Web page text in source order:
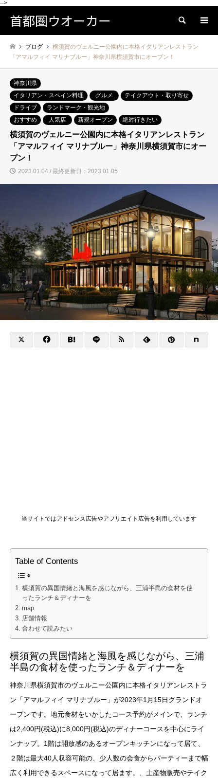
-->
首都圏ウオーカー 検索
ブログ
横須賀のヴェルニー公園内に本格イタリアンレストラン
「アマルフィイ マリナブルー」神奈川県横須賀市にオープン！
神奈川県
イタリアン・スペイン料理
グルメ
テイクアウト・取り寄せ
ドライブ
ランドマーク・観光地
おすすめ
人気店 新規オープン 絶対行きたい
横須賀のヴェルニー公園内に本格イタリアンレストラン
「アマルフィイ マリナブルー」神奈川県横須賀市にオー
プン！
2023.01.04 / 最終更新日：2023.01.05
当サイトではアドセンス広告やアフリエイト広告を利用しています
Table of Contents
横須賀の異国情緒と海風を感じながら、三浦半島の食材を使
ったランチ＆ディナーを
map
店舗情報
合わせて読みたい
横須賀の異国情緒と海風を感じながら、三浦
半島の食材を使ったランチ＆ディナーを
神奈川県横須賀市のヴェルニー公園内に本格イタリアンレストラ
ン「アマルフィイ マリナブルー」が2023年1月15日グランドオ
ープンです。地元食材をいかしたコース予約がメインで、ランチ
は2,400円(税込)に8,000円(税込)のディナーコースを中心にライ
ンナップ。1階は開放感のあるオープンキッチンになって居て、
２階は最大40人収容可能の、少人数の会食からパーティーまで幅
広く利用できるスペースになって居ます。、土産物販売やテイク